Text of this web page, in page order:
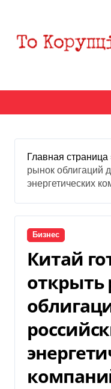
содержанию
Главная страница
рынок облигаций
энергетических
Бизнес
Китай